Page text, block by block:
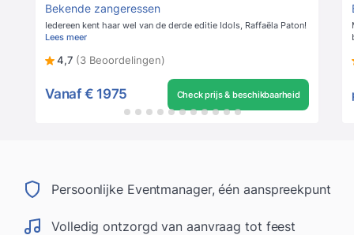
Bekende zangeressen
Iedereen kent haar wel van de derde editie Idols, Raffaëla Paton!
Lees meer
4,7 (3 Beoordelingen)
Vanaf € 1975 Check prijs & beschikbaarheid
Persoonlijke Eventmanager, één aanspreekpunt
Volledig ontzorgd van aanvraag tot feest